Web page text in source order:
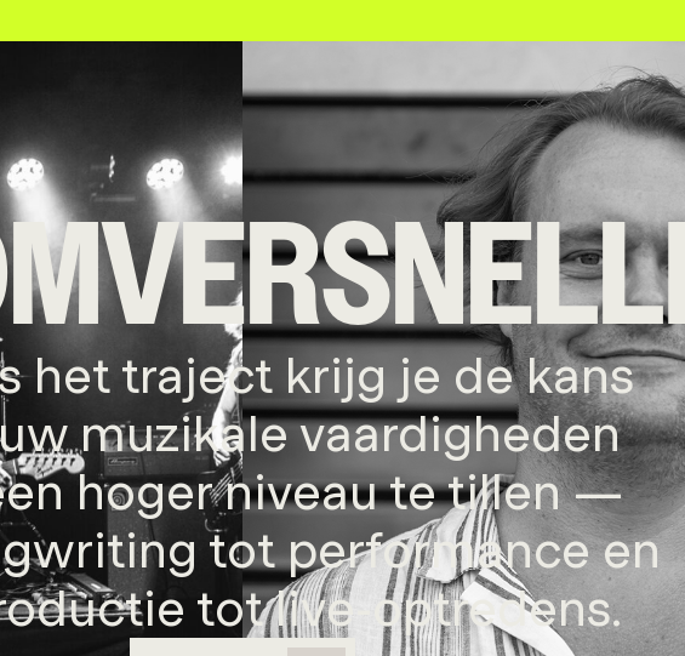
het traject krijg je de kans
muzikale vaardigheden
hoger niveau te tillen —
tot performance en
tot live-optredens.